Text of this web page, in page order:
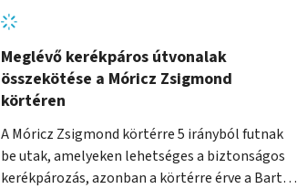
Meglévő kerékpáros útvonalak
összekötése a Móricz Zsigmond
körtéren
A Móricz Zsigmond körtérre 5 irányból futnak
be utak, amelyeken lehetséges a biztonságos
kerékpározás, azonban a körtérre érve a Bartók